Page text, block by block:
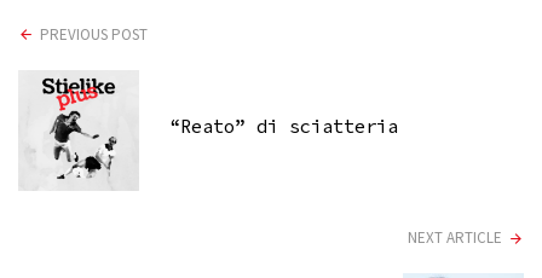
PREVIOUS POST
“Reato” di sciatteria
NEXT ARTICLE